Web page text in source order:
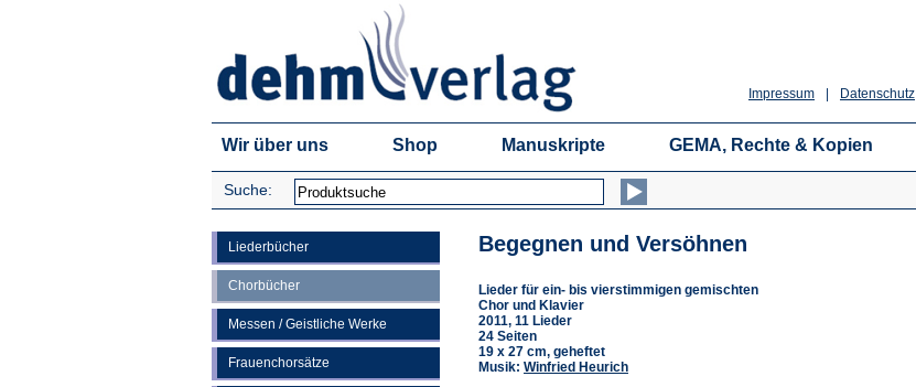
Datenschutz
Impressum
Wir über uns Shop Manuskripte GEMA, Rechte & Kopien
Suche:
Liederbücher
Chorbücher
Messen / Geistliche Werke
Frauenchorsätze
Begegnen und Versöhnen
Lieder für ein- bis vierstimmigen gemischten
Chor und Klavier
2011, 11 Lieder
24 Seiten
19 x 27 cm, geheftet
Musik: Winfried Heurich